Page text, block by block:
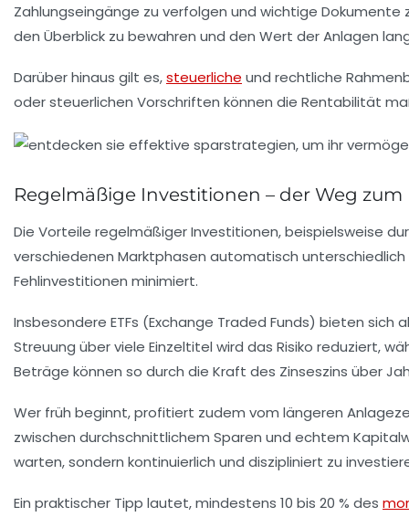
Zahlungseingänge zu verfolgen und wichtige
den Überblick zu bewahren und den Wert der Anlagen
Darüber hinaus gilt es,steuerliche und rechtliche
oder steuerlichen Vorschriften können die Rentabilität
Regelmäßige Investitionen – der Weg
Die Vorteile regelmäßiger Investitionen, beispielsweise
verschiedenen Marktphasen automatisch
Fehlinvestitionen minimiert.
Insbesondere ETFs (Exchange Traded Funds) bieten
Streuung über viele Einzeltitel wird das Risiko reduziert,
Beträge können so durch die Kraft des Zinseszins über
Wer früh beginnt, profitiert zudem vom längeren
zwischen durchschnittlichem Sparen und echtem
warten, sondern kontinuierlich und diszipliniert zu
Ein praktischer Tipp lautet, mindestens 10 bis 20 % des